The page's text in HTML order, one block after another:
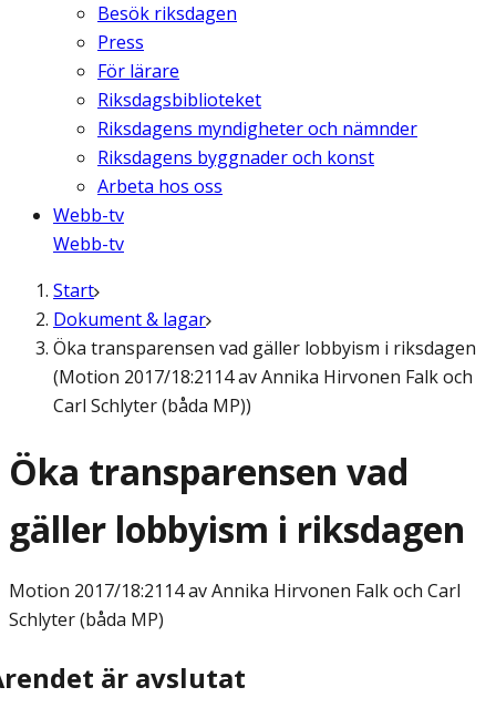
Besök riksdagen
Press
För lärare
Riksdagsbiblioteket
Riksdagens myndigheter och nämnder
Riksdagens byggnader och konst
Arbeta hos oss
Webb-tv
Webb-tv
Start
Dokument & lagar
Öka transparensen vad gäller lobbyism i riksdagen
(Motion 2017/18:2114 av Annika Hirvonen Falk och
Carl Schlyter (båda MP))
Öka transparensen vad
gäller lobbyism i riksdagen
Motion 2017/18:2114 av Annika Hirvonen Falk och Carl
Schlyter (båda MP)
är avslutat